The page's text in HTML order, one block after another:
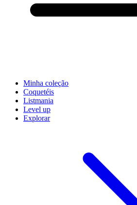
Minha coleção
Coquetéis
Listmania
Level up
Explorar